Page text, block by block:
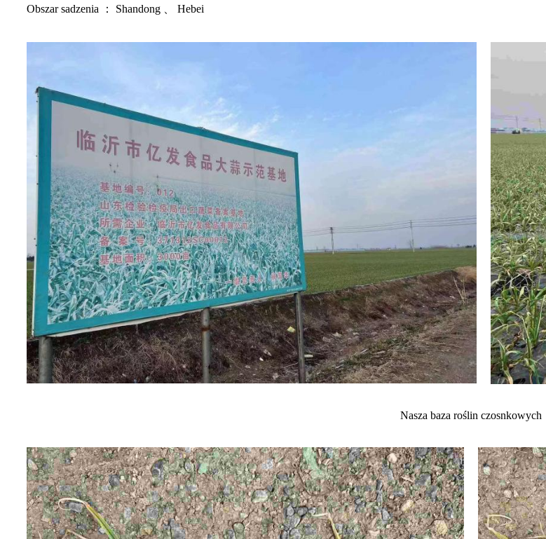
Obszar sadzenia ： Shandong 、 Hebei
Nasza baza roślin czosnkowych